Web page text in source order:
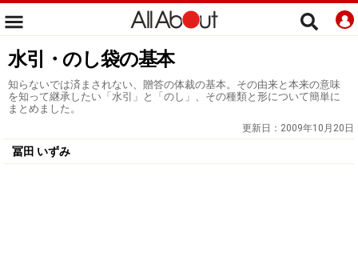
水引・のし袋の基本
知らないでは済まされない、贈答の体裁の基本。その由来と本来の意味
を知って継承したい「水引」と「のし」、その種類と形について簡単に
まとめました。
更新日： 2009年10月20日
冨田 いずみ